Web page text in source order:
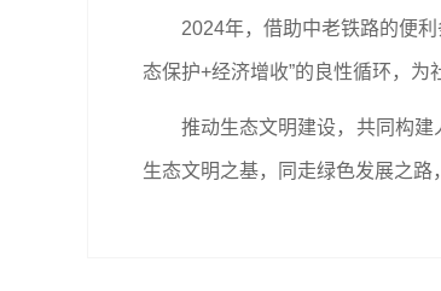
2024年，借助中老铁路的便
态保护+经济增收”的良性循环，为
推动生态文明建设，共同构
生态文明之基，同走绿色发展之路